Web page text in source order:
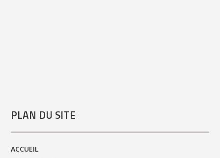
PLAN DU SITE
ACCUEIL